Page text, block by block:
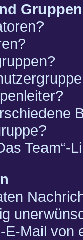
Gruppen
Team“-
E-Mail von